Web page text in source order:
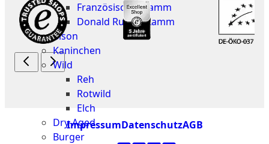
Französisches Lamm
Donald Russell Lamm
Bison
Kaninchen
Wild
Reh
Rotwild
Elch
Dry-Aged
Burger
ImpressumDatenschutzAGB